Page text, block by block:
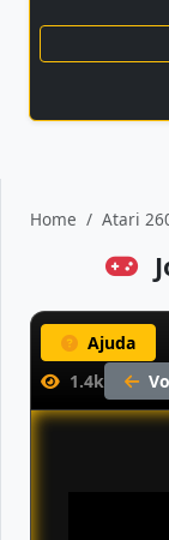
Home Atari
Ajuda
1.4k